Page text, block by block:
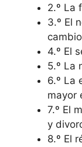
2.º La
3.º El
4.º El
5.º La
6.º La
mayor
7.º El
y
8.º El